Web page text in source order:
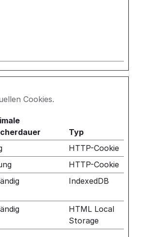
Cookies.
Typ
HTTP-Cookie
HTTP-Cookie
IndexedDB
HTML Local
Storage